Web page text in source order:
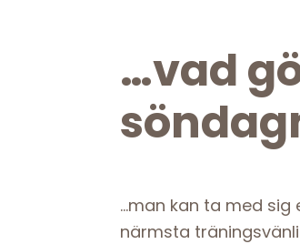
…vad
…man kan ta med sig
närmsta